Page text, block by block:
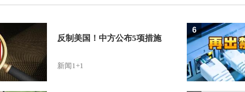
反制美国！中方公布5项措施
新闻1+1
6